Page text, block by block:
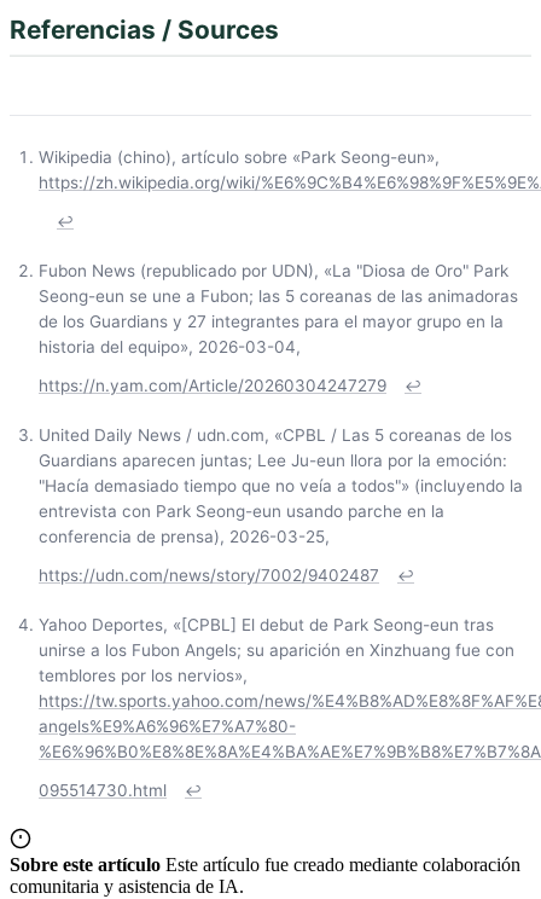
Referencias / Sources
Wikipedia (chino), artículo sobre «Park Seong-eun»,
https://zh.wikipedia.org/wiki/
↩
Fubon News (republicado por UDN), «La "Diosa de Oro" Park
Seong-eun se une a Fubon; las 5 coreanas de las animadoras
de los Guardians y 27 integrantes para el mayor grupo en la
historia del equipo», 2026-03-04,
https://n.yam.com/Article/20260304247279
↩
United Daily News / udn.com, «CPBL / Las 5 coreanas de los
Guardians aparecen juntas; Lee Ju-eun llora por la emoción:
"Hacía demasiado tiempo que no veía a todos"» (incluyendo la
entrevista con Park Seong-eun usando parche en la
conferencia de prensa), 2026-03-25,
https://udn.com/news/story/7002/9402487
↩
Yahoo Deportes, «[CPBL] El debut de Park Seong-eun tras
unirse a los Fubon Angels; su aparición en Xinzhuang fue con
temblores por los nervios»,
https://tw.sports.yahoo.com/news/
angels%E9%A6%96%E7%A7%80-
095514730.html
↩
Sobre este artículo Este artículo fue creado mediante colaboración
comunitaria y asistencia de IA.